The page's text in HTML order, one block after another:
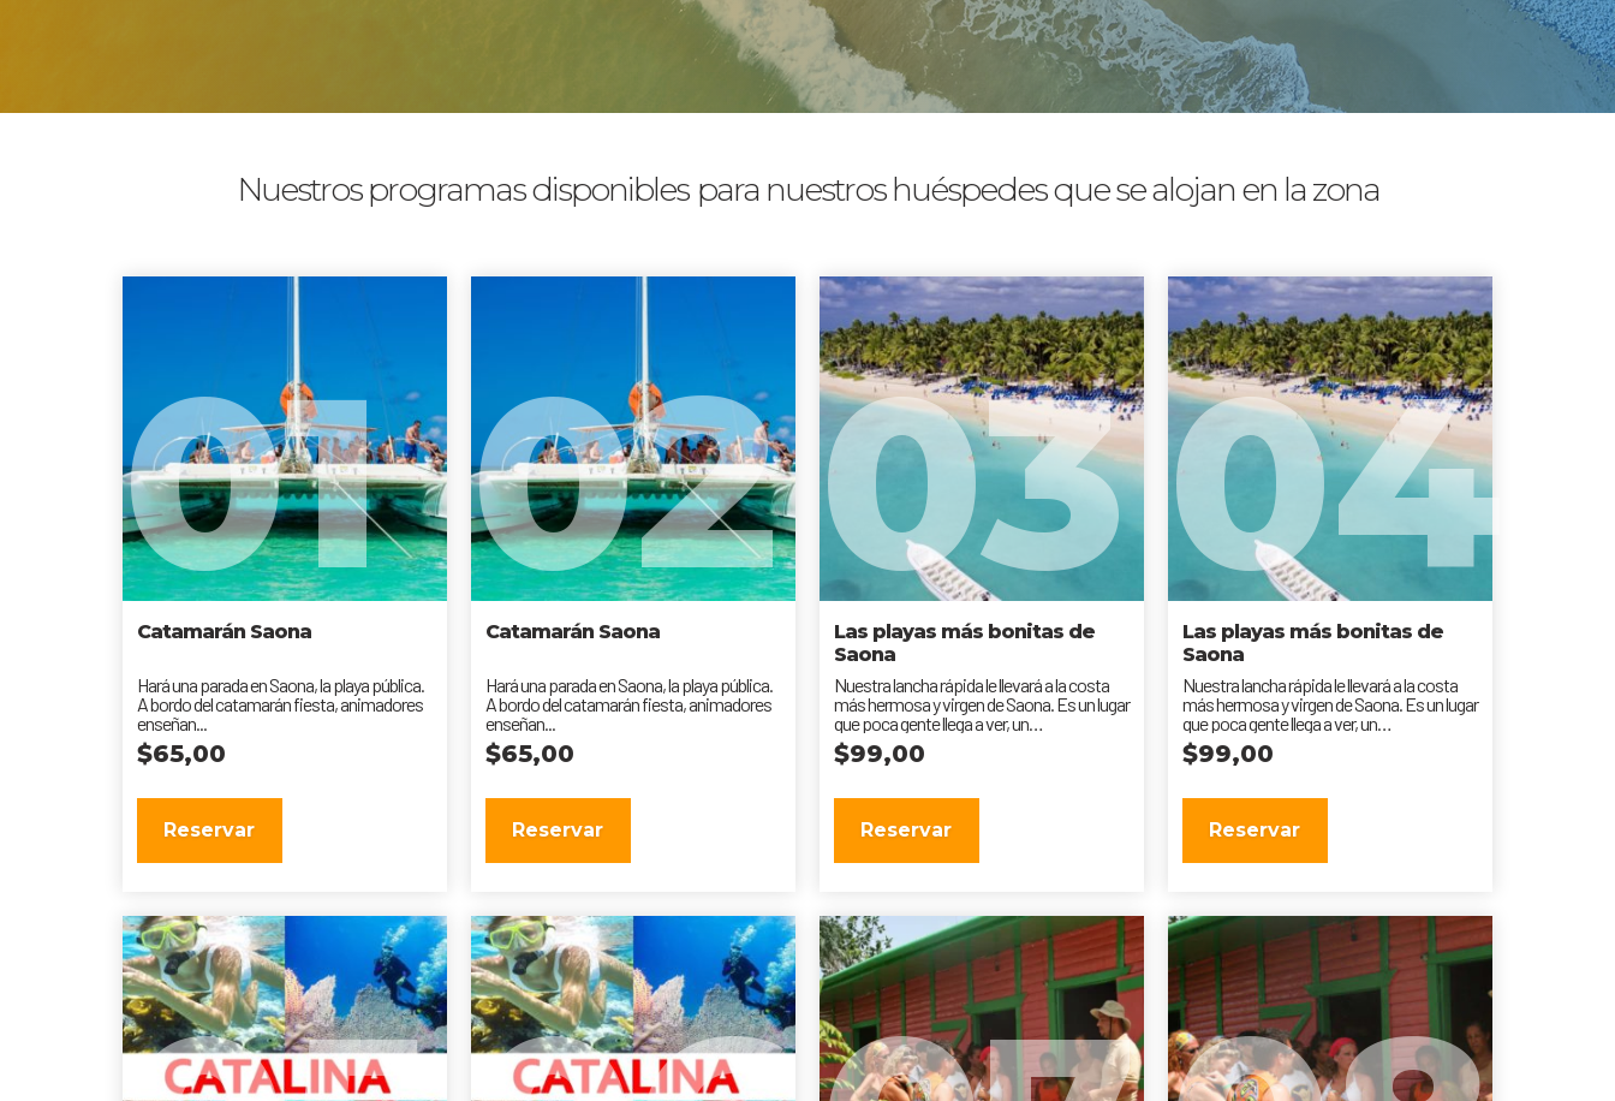
Nuestros programas disponibles para nuestros huéspedes que se alojan en la zona
01
Catamarán Saona
Hará una parada en Saona, la playa pública.
A bordo del catamarán fiesta, animadores
enseñan...
$65,00
Reservar
02
Catamarán Saona
Hará una parada en Saona, la playa pública.
A bordo del catamarán fiesta, animadores
enseñan...
$65,00
Reservar
03
Las playas más bonitas de
Saona
Nuestra lancha rápida le llevará a la costa
más hermosa y virgen de Saona. Es un lugar
que poca gente llega a ver, un
impresionante...
$99,00
Reservar
04
Las playas más bonitas de
Saona
Nuestra lancha rápida le llevará a la costa
más hermosa y virgen de Saona. Es un lugar
que poca gente llega a ver, un
impresionante...
$99,00
Reservar